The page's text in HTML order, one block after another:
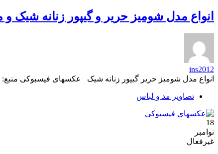
انواع مدل شومیز حریر و گیپور زنانه شیک و
ins2012
انواع مدل شومیز حریر گیپور زنانه شیک عکسهای فیسبوکی
تصاویر مد و لباس
18
نوامبر
غیرفعال